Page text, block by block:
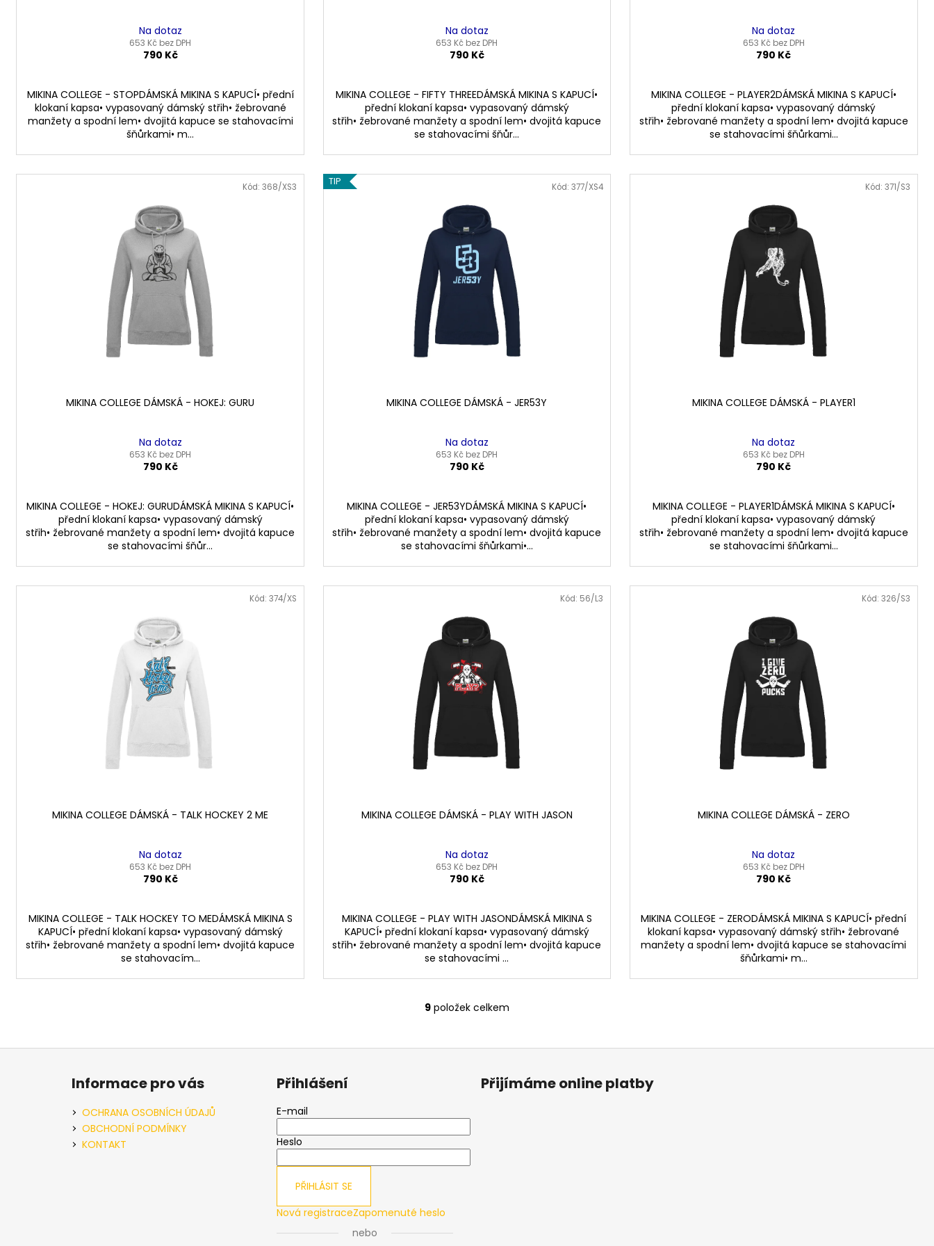
Na dotaz
653 Kč bez DPH
790 Kč
MIKINA COLLEGE - STOPDÁMSKÁ MIKINA S KAPUCÍ• přední
klokaní kapsa• vypasovaný dámský střih• žebrované
manžety a spodní lem• dvojitá kapuce se stahovacími
šňůrkami• m...
Na dotaz
653 Kč bez DPH
790 Kč
MIKINA COLLEGE - FIFTY THREEDÁMSKÁ MIKINA S KAPUCÍ•
přední klokaní kapsa• vypasovaný dámský
střih• žebrované manžety a spodní lem• dvojitá kapuce
se stahovacími šňůr...
Na dotaz
653 Kč bez DPH
790 Kč
MIKINA COLLEGE - PLAYER2DÁMSKÁ MIKINA S KAPUCÍ•
přední klokaní kapsa• vypasovaný dámský
střih• žebrované manžety a spodní lem• dvojitá kapuce
se stahovacími šňůrkami...
MIKINA COLLEGE DÁMSKÁ - HOKEJ: GURU
Na dotaz
653 Kč bez DPH
790 Kč
MIKINA COLLEGE - HOKEJ: GURUDÁMSKÁ MIKINA S KAPUCÍ•
přední klokaní kapsa• vypasovaný dámský
střih• žebrované manžety a spodní lem• dvojitá kapuce
se stahovacími šňůr...
Kód: 368/XS3 TIP
MIKINA COLLEGE DÁMSKÁ - JER53Y
Na dotaz
653 Kč bez DPH
790 Kč
MIKINA COLLEGE - JER53YDÁMSKÁ MIKINA S KAPUCÍ•
přední klokaní kapsa• vypasovaný dámský
střih• žebrované manžety a spodní lem• dvojitá kapuce
se stahovacími šňůrkami•...
Kód: 377/XS4
MIKINA COLLEGE DÁMSKÁ - PLAYER1
Na dotaz
653 Kč bez DPH
790 Kč
MIKINA COLLEGE - PLAYER1DÁMSKÁ MIKINA S KAPUCÍ•
přední klokaní kapsa• vypasovaný dámský
střih• žebrované manžety a spodní lem• dvojitá kapuce
se stahovacími šňůrkami...
Kód: 371/S3
MIKINA COLLEGE DÁMSKÁ - TALK HOCKEY 2 ME
Na dotaz
653 Kč bez DPH
790 Kč
MIKINA COLLEGE - TALK HOCKEY TO MEDÁMSKÁ MIKINA S
KAPUCÍ• přední klokaní kapsa• vypasovaný dámský
střih• žebrované manžety a spodní lem• dvojitá kapuce
se stahovacím...
Kód: 374/XS
MIKINA COLLEGE DÁMSKÁ - PLAY WITH JASON
Na dotaz
653 Kč bez DPH
790 Kč
MIKINA COLLEGE - PLAY WITH JASONDÁMSKÁ MIKINA S
KAPUCÍ• přední klokaní kapsa• vypasovaný dámský
střih• žebrované manžety a spodní lem• dvojitá kapuce
se stahovacími ...
Kód: 56/L3
MIKINA COLLEGE DÁMSKÁ - ZERO
Na dotaz
653 Kč bez DPH
790 Kč
MIKINA COLLEGE - ZERODÁMSKÁ MIKINA S KAPUCÍ• přední
klokaní kapsa• vypasovaný dámský střih• žebrované
manžety a spodní lem• dvojitá kapuce se stahovacími
šňůrkami• m...
Kód: 326/S3
O
l
í
p
r
v
9 položek celkem
Z
Informace pro vás
OCHRANA OSOBNÍCH ÚDAJŮ
OBCHODNÍ PODMÍNKY
KONTAKT
Přihlášení
E-mail
Heslo
PŘIHLÁSIT SE
Nová registraceZapomenuté heslo
nebo
Přijímáme online platby